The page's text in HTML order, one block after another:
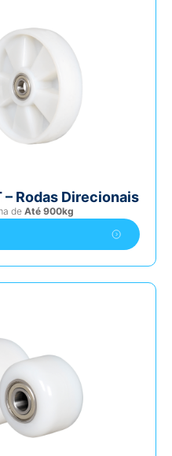
Rodas Direcionais
de Até 900kg